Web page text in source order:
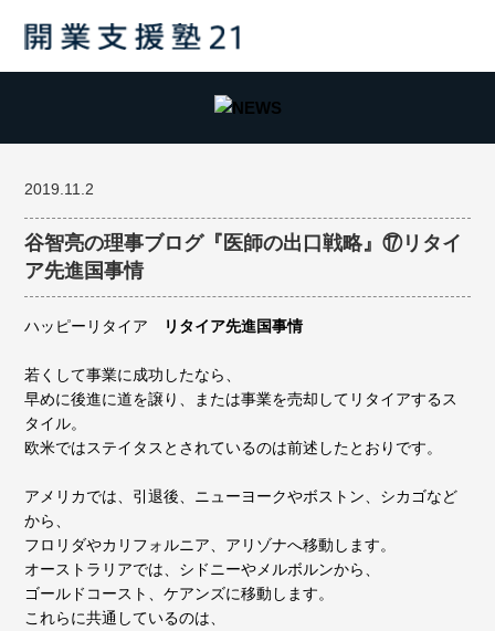
2019.11.2
谷智亮の理事ブログ『医師の出口戦略』⑰リタイ
ア先進国事情
ハッピーリタイア リタイア先進国事情
若くして事業に成功したなら、
早めに後進に道を譲り、または事業を売却してリタイアするス
タイル。
欧米ではステイタスとされているのは前述したとおりです。
アメリカでは、引退後、ニューヨークやボストン、シカゴなど
から、
フロリダやカリフォルニア、アリゾナへ移動します。
オーストラリアでは、シドニーやメルボルンから、
ゴールドコースト、ケアンズに移動します。
これらに共通しているのは、